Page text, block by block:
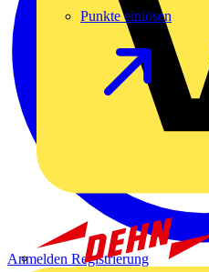
Punkte einlösen
Anmelden Registrierung